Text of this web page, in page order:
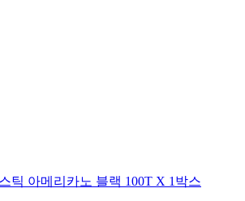
틱 아메리카노 블랙 100T X 1박스